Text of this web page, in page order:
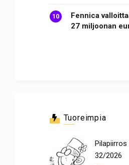
Fennica
27 miljoonan
Tuoreimpia
Pilapiirros
32/2026